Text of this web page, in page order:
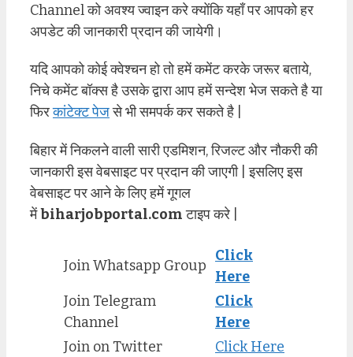
Channel को अवश्य ज्वाइन करे क्योंकि यहाँ पर आपको हर
अपडेट की जानकारी प्रदान की जायेगी।
यदि आपको कोई क्वेश्चन हो तो हमें कमेंट करके जरूर बताये,
निचे कमेंट बॉक्स है उसके द्वारा आप हमें सन्देश भेज सकते है या
फिरकांटेक्ट पेजसे भी समपर्क कर सकते है |
बिहार में निकलने वाली सारी एडमिशन, रिजल्ट और नौकरी की
जानकारी इस वेबसाइट पर प्रदान की जाएगी | इसलिए इस
वेबसाइट पर आने के लिए हमें गूगल
मेंbiharjobportal.comटाइप करे |
Join Whatsapp Group
Click
Here
Join Telegram
Channel
Click
Here
Join on Twitter
Click Here